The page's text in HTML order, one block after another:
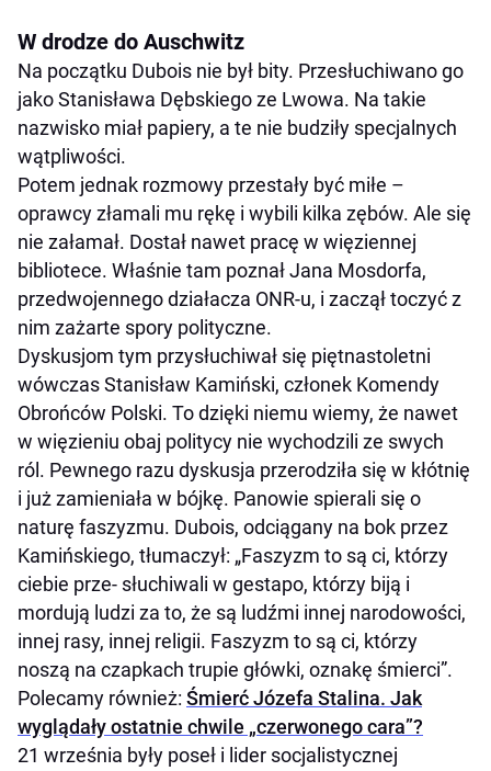
W drodze do Auschwitz
Na początku Dubois nie był bity. Przesłuchiwano go
jako Stanisława Dębskiego ze Lwowa. Na takie
nazwisko miał papiery, a te nie budziły specjalnych
wątpliwości.
Potem jednak rozmowy przestały być miłe –
oprawcy złamali mu rękę i wybili kilka zębów. Ale się
nie załamał. Dostał nawet pracę w więziennej
bibliotece. Właśnie tam poznał Jana Mosdorfa,
przedwojennego działacza ONR-u, i zaczął toczyć z
nim zażarte spory polityczne.
Dyskusjom tym przysłuchiwał się piętnastoletni
wówczas Stanisław Kamiński, członek Komendy
Obrońców Polski. To dzięki niemu wiemy, że nawet
w więzieniu obaj politycy nie wychodzili ze swych
ról. Pewnego razu dyskusja przerodziła się w kłótnię
i już zamieniała w bójkę. Panowie spierali się o
naturę faszyzmu. Dubois, odciągany na bok przez
Kamińskiego, tłumaczył: „Faszyzm to są ci, którzy
ciebie prze- słuchiwali w gestapo, którzy biją i
mordują ludzi za to, że są ludźmi innej narodowości,
innej rasy, innej religii. Faszyzm to są ci, którzy
noszą na czapkach trupie główki, oznakę śmierci”.
Polecamy również: Śmierć Józefa Stalina. Jak
wyglądały ostatnie chwile „czerwonego cara”?
21 września były poseł i lider socjalistycznej